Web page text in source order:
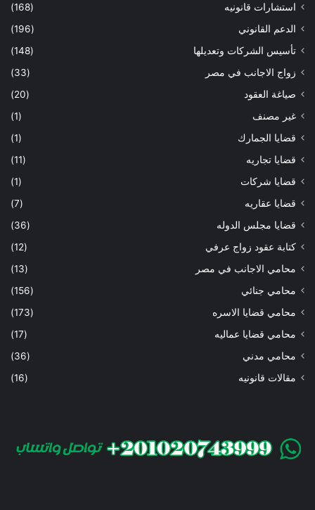
استشارات قانونيه
(168)
الدعم القانوني
(196)
تأسيس الشركات وتعديلها
(148)
زواج الاجانب في مصر
(33)
صياغة العقود
(20)
غير مصنف
(1)
قضايا الجمارك
(1)
قضايا تجاريه
(11)
قضايا شركات
(1)
قضايا عقاريه
(7)
قضايا مجلس الدوله
(36)
كتابة عقود زواج عرفي
(12)
محامي الاجانب في مصر
(13)
محامي جنائي
(156)
محامي قضايا الاسره
(173)
محامي قضايا عماليه
(17)
محامي مدني
(36)
مقالات قانونيه
(16)